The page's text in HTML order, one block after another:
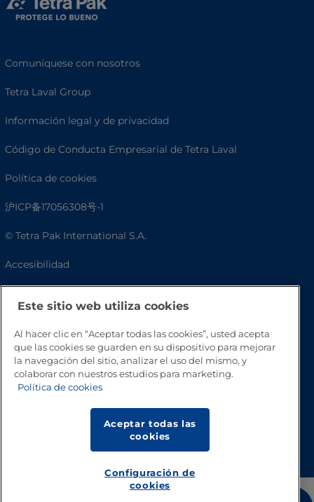
Comuníquese con nosotros
Tetra Laval Group
Información legal y de privacidad
Código de Conducta Empresarial de Tetra Laval
Política de cookies
沪ICP备17056308号-1
© Tetra Pak International S.A.
Accesibilidad
Este sitio web utiliza cookies
Al hacer clic en “Aceptar todas las cookies”, usted acepta
que las cookies se guarden en su dispositivo para mejorar
la navegación del sitio, analizar el uso del mismo, y
colaborar con nuestros estudios para marketing.
Política de cookies
Aceptar todas las
cookies
Configuración de
cookies